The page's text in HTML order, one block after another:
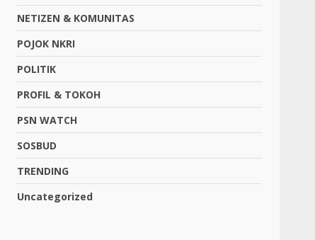
NETIZEN & KOMUNITAS
POJOK NKRI
POLITIK
PROFIL & TOKOH
PSN WATCH
SOSBUD
TRENDING
Uncategorized